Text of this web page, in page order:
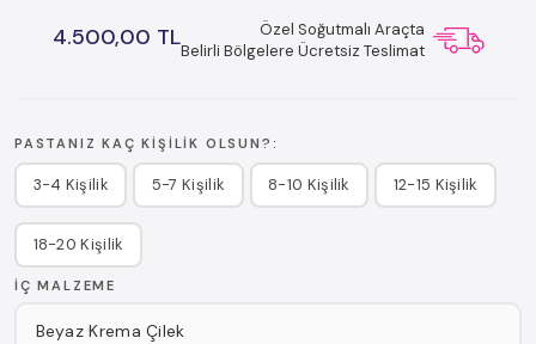
4.500,00 TL
Özel Soğutmalı Araçta
Belirli Bölgelere Ücretsiz Teslimat
PASTANIZ KAÇ KIŞILIK OLSUN?:
3-4 Kişilik 5-7 Kişilik 8-10 Kişilik 12-15 Kişilik
18-20 Kişilik
İÇ MALZEME